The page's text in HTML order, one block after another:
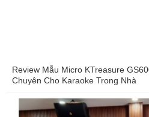
Review Mẫu Micro KTreasure
Chuyên Cho Karaoke Trong Nhà